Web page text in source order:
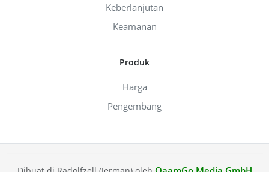
Keberlanjutan
Keamanan
Produk
Harga
Pengembang